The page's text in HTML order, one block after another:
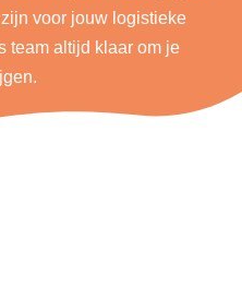
voor jouw logistieke
team altijd klaar om je